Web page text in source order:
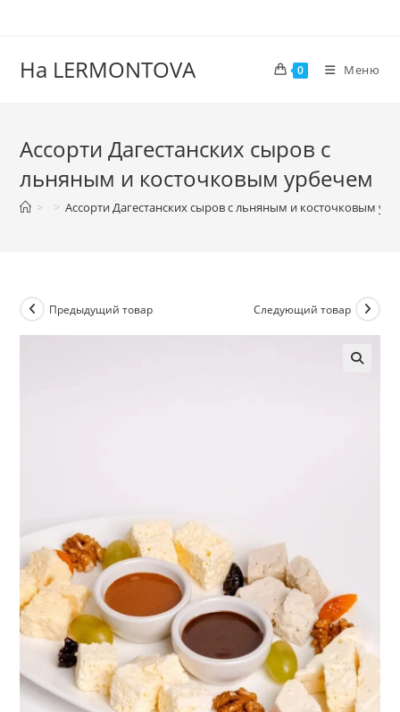
На LERMONTOVA 0 Меню
Ассорти Дагестанских сыров с
льняным и косточковым урбечем
> > Ассорти Дагестанских сыров с льняным и косточковым
Предыдущий товар Следующий товар